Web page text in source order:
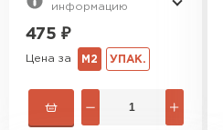
информацию
475 ₽
Цена за М2 УПАК.
Шифер